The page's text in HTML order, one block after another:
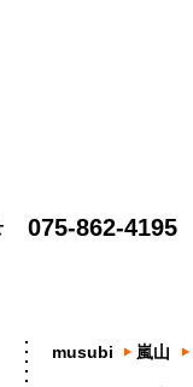
075-862-4195
musubi 嵐山